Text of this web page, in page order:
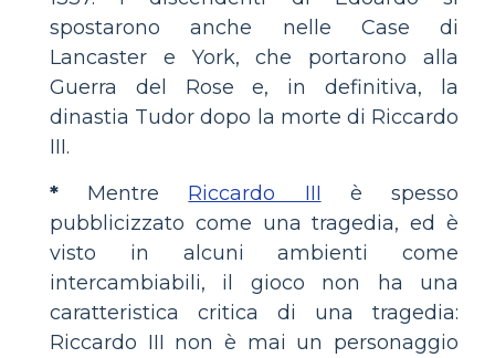
spostarono anche nelle Case di
Lancaster e York, che portarono alla
Guerra del Rose e, in definitiva, la
dinastia Tudor dopo la morte di Riccardo
III.
* Mentre Riccardo III è spesso
pubblicizzato come una tragedia, ed è
visto in alcuni ambienti come
intercambiabili, il gioco non ha una
caratteristica critica di una tragedia:
Riccardo III non è mai un personaggio